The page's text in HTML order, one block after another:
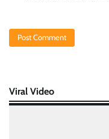
Viral Video